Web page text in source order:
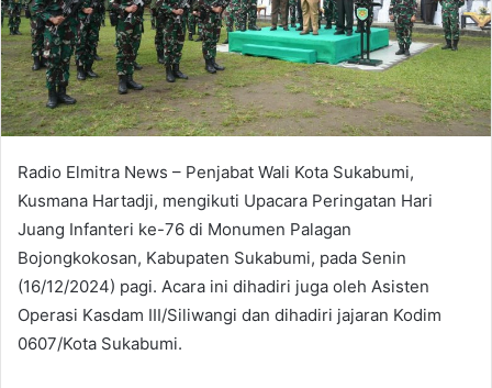
Radio Elmitra News – Penjabat Wali Kota Sukabumi,
Kusmana Hartadji, mengikuti Upacara Peringatan Hari
Juang Infanteri ke-76 di Monumen Palagan
Bojongkokosan, Kabupaten Sukabumi, pada Senin
(16/12/2024) pagi. Acara ini dihadiri juga oleh Asisten
Operasi Kasdam III/Siliwangi dan dihadiri jajaran Kodim
0607/Kota Sukabumi.